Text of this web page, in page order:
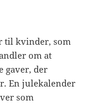
til kvinder, som
om at
gaver, der
En julekalender
som